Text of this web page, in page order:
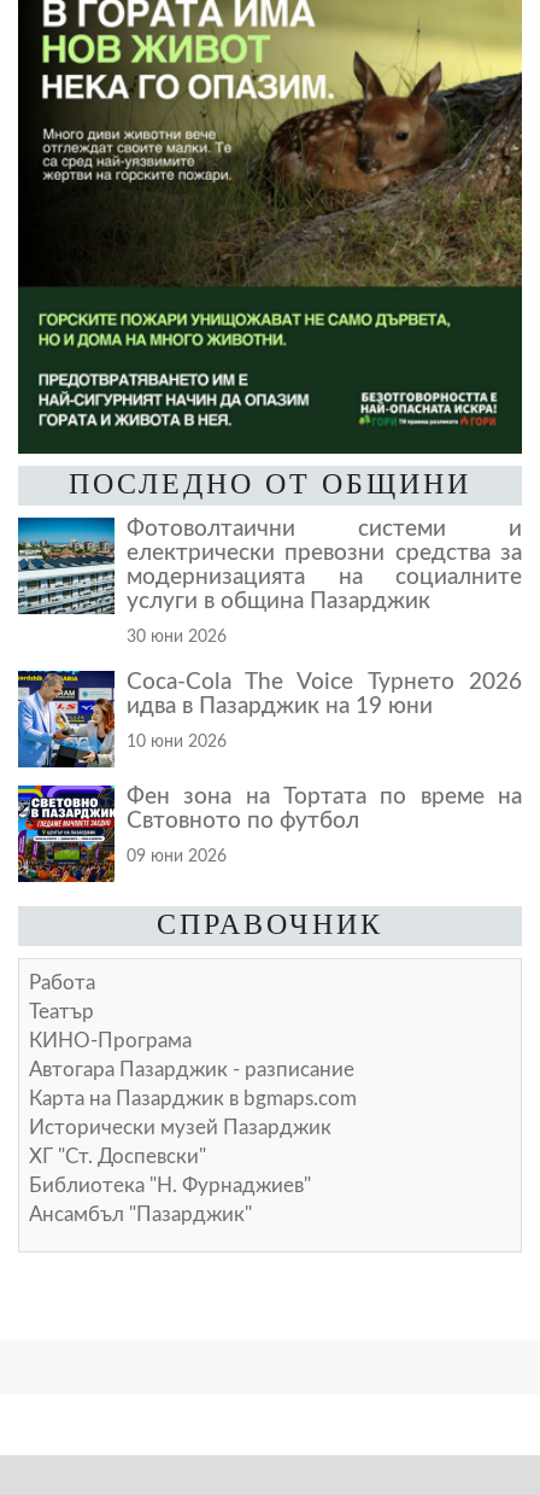
ПОСЛЕДНО ОТ ОБЩИНИ
Фотоволтаични системи и
електрически превозни средства за
модернизацията на социалните
услуги в община Пазарджик
30 юни 2026
Coca-Cola The Voice Турнето 2026
идва в Пазарджик на 19 юни
10 юни 2026
Фен зона на Тортата по време на
Свтовното по футбол
09 юни 2026
СПРАВОЧНИК
Работа
Театър
КИНО-Програма
Автогара Пазарджик - разписание
Карта на Пазарджик в bgmaps.com
Исторически музей Пазарджик
ХГ "Ст. Доспевски"
Библиотека "Н. Фурнаджиев"
Ансамбъл "Пазарджик"